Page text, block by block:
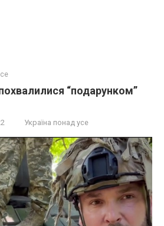
“подарунком”
Україна понад усе